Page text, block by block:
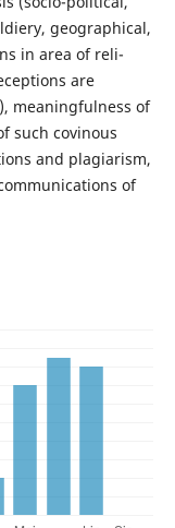
geographical,
in area of reli-
are
meaningfulness of
such covinous
and plagiarism,
of